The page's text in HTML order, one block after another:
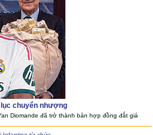
lục chuyển nhượng
Diomande đã trở thành bản hợp đồng đắt giá